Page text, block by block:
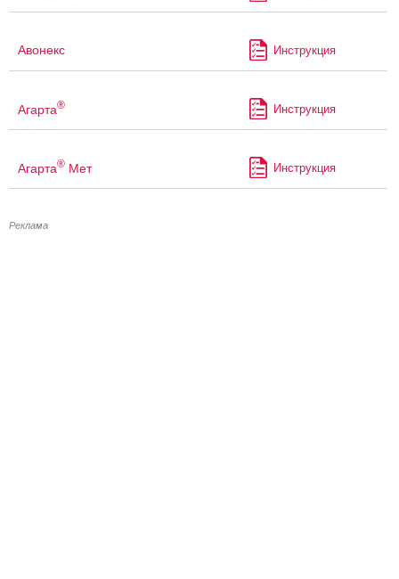
Авонекс Инструкция
Агарта® Инструкция
Агарта® Мет Инструкция
Реклама